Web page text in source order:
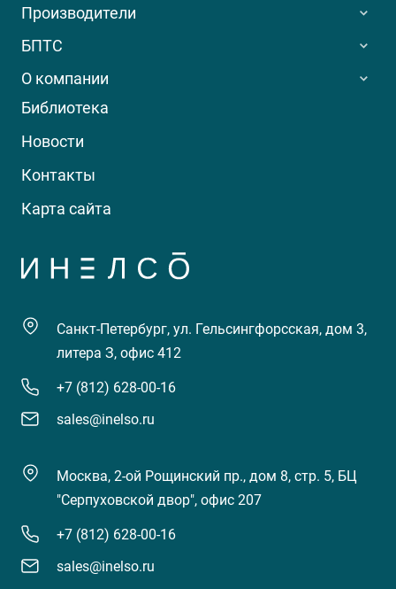
Производители
БПТС
О компании
Библиотека
Новости
Контакты
Карта сайта
Санкт-Петербург, ул. Гельсингфорсская, дом 3,
литера З, офис 412
+7 (812) 628-00-16
sales@inelso.ru
Москва, 2-ой Рощинский пр., дом 8, стр. 5, БЦ
"Серпуховской двор", офис 207
+7 (812) 628-00-16
sales@inelso.ru